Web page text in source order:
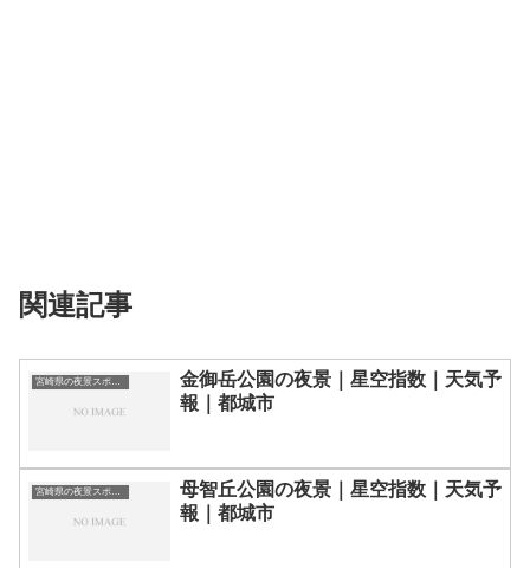
関連記事
宮崎県の夜景スポット一覧
金御岳公園の夜景｜星空指数｜天気予
報｜都城市
宮崎県の夜景スポット一覧
母智丘公園の夜景｜星空指数｜天気予
報｜都城市